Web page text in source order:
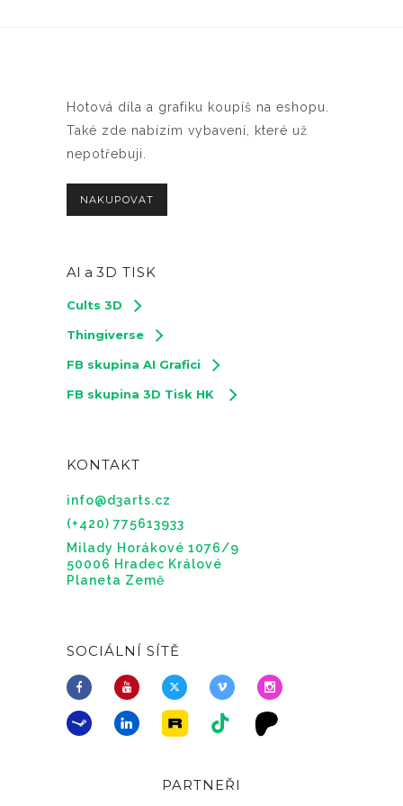
Hotová díla a grafiku koupíš na eshopu.
Také zde nabízím vybavení, které už
nepotřebuji.
NAKUPOVAT
AI a 3D TISK
Cults 3D
Thingiverse
FB skupina AI Grafici
FB skupina 3D Tisk HK
KONTAKT
info@d3arts.cz
(+420) 775613933
Milady Horákové 1076/9
50006 Hradec Králové
Planeta Země
SOCIÁLNÍ SÍTĚ
PARTNEŘI